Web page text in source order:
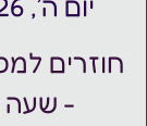
יום ה׳, 26 בפבר׳
חוזרים
- שעה